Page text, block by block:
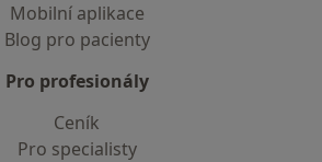
Mobilní aplikace
Blog pro pacienty
Pro profesionály
Ceník
Pro specialisty